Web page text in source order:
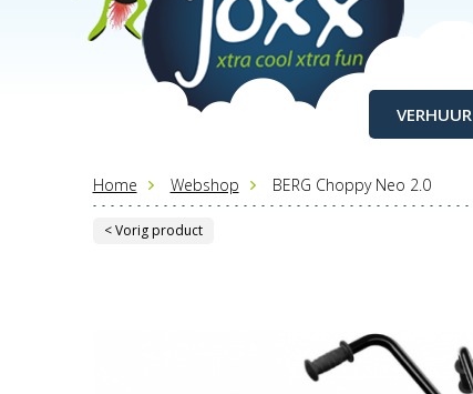
VERHUUR
Home Webshop BERG Choppy Neo 2.0
< Vorig product